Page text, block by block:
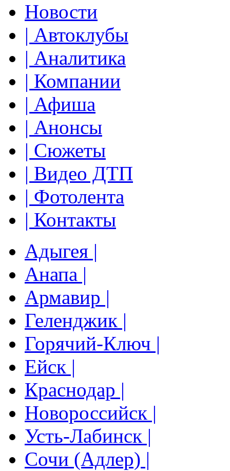
Новости
| Автоклубы
| Аналитика
| Компании
| Афиша
| Анонсы
| Сюжеты
| Видео ДТП
| Фотолента
| Контакты
Адыгея |
Анапа |
Армавир |
Геленджик |
Горячий-Ключ |
Ейск |
Краснодар |
Новороссийск |
Усть-Лабинск |
Сочи (Адлер) |